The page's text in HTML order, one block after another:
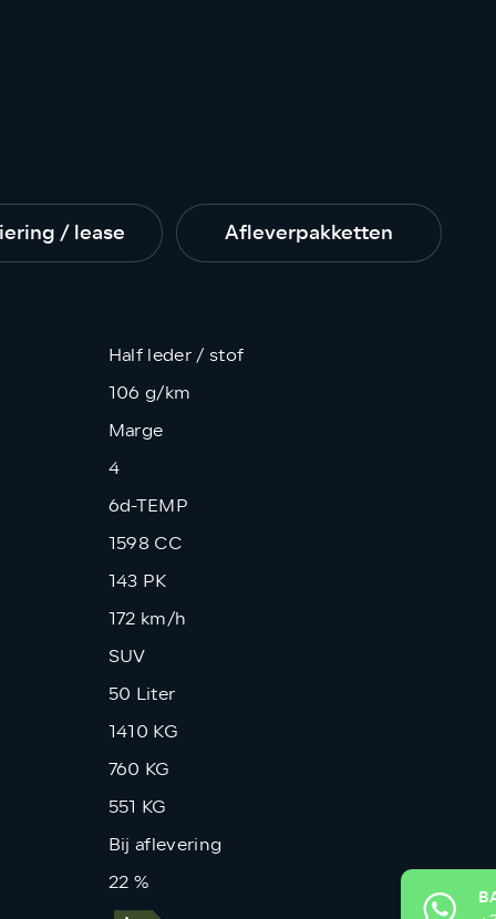
/ lease Afleverpakketten
Half leder / stof
106 g/km
Marge
4
6d-TEMP
1598 CC
143 PK
172 km/h
SUV
50 Liter
1410 KG
760 KG
551 KG
Bij aflevering
22 %